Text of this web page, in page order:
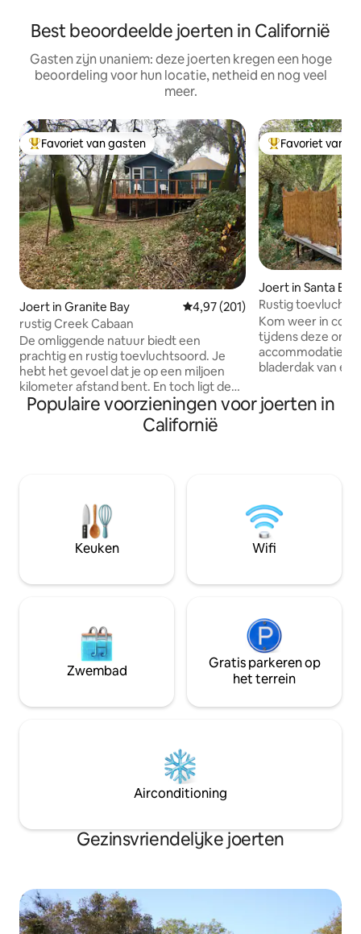
Best beoordeelde joerten in Californië
Gasten zijn unaniem: deze joerten kregen een hoge
beoordeling voor hun locatie, netheid en nog veel
meer.
Topfavoriet van gasten
Favoriet van gasten
Joert in Granite Bay Gemiddelde beoordeling van
4,97 (201)
rustig Creek Cabaan
De omliggende natuur biedt een
prachtig en rustig toevluchtsoord. Je
hebt het gevoel dat je op een miljoen
kilometer afstand bent. En toch ligt de
stad op slechts 5 minuten rijden,
waardoor je toegang hebt tot alles wat je
nodig hebt tijdens je verblijf. We
vroegen we om zegeningen van de
geesten om hier te wonen. We hebben
slijterende rotsen, stukken Chinees
aardewerk en oude vuurplaatsen op het
Topfavoriet van
Favoriet van
Joert in Santa
Rustig
Kom weer in
tijdens deze
accommodatie.
bladerdak van
joert het perfecte uitje. Als
bent naar een
op je tijdens de
joert in de
minuten van het
Barbara.
Populaire voorzieningen voor joerten in
Californië
Keuken Wifi
Zwembad
Gratis parkeren op
het terrein
Airconditioning
Gezinsvriendelijke joerten